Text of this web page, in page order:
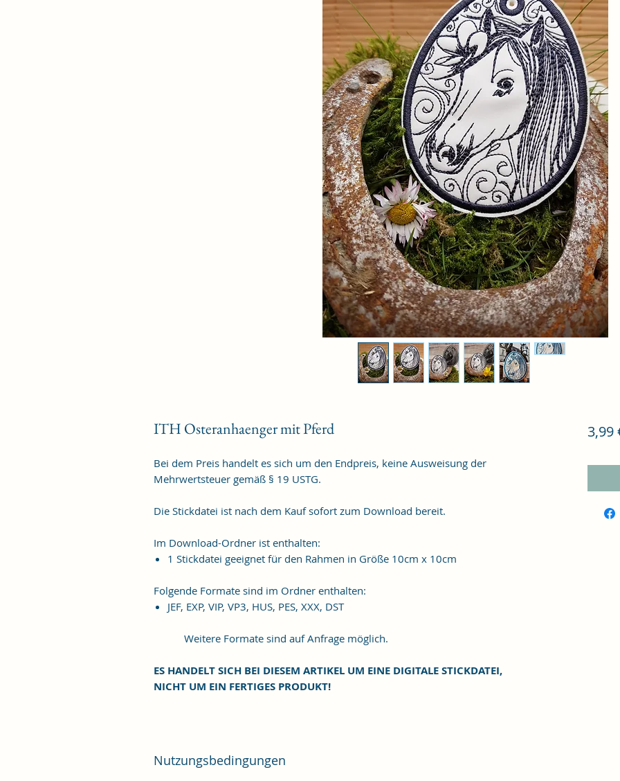
ITH Osteranhaenger mit Pferd
Bei dem Preis handelt es sich um den Endpreis, keine Ausweisung der
Mehrwertsteuer gemäß § 19 USTG.
Die Stickdatei ist nach dem Kauf sofort zum Download bereit.
Im Download-Ordner ist enthalten:
1 Stickdatei geeignet für den Rahmen in Größe 10cm x 10cm
Folgende Formate sind im Ordner enthalten:
JEF, EXP, VIP, VP3, HUS, PES, XXX, DST
Weitere Formate sind auf Anfrage möglich.
ES HANDELT SICH BEI DIESEM ARTIKEL UM EINE DIGITALE STICKDATEI,
NICHT UM EIN FERTIGES PRODUKT!
Nutzungsbedingungen
3,99